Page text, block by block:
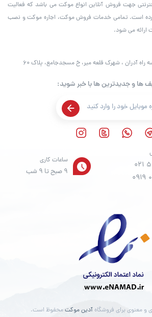
جهت فروش آنلاین انواع موکت می باشد که فعالیت
سال ۱۳۹۰ شروع کرده است. تمامی خدمات فروش موکت، اجاره موکت و نصب
ارائه می شود.
021
0919
ساعات کاری
9 صبح تا 9 شب
راه آدران ، شهرک قلعه میر، خ مسجدجامع، پلاک 60
ها و جدیدترین ها با خبر شوید:
و معنوی برای فروشگاهآدین موکتمحفوظ است.